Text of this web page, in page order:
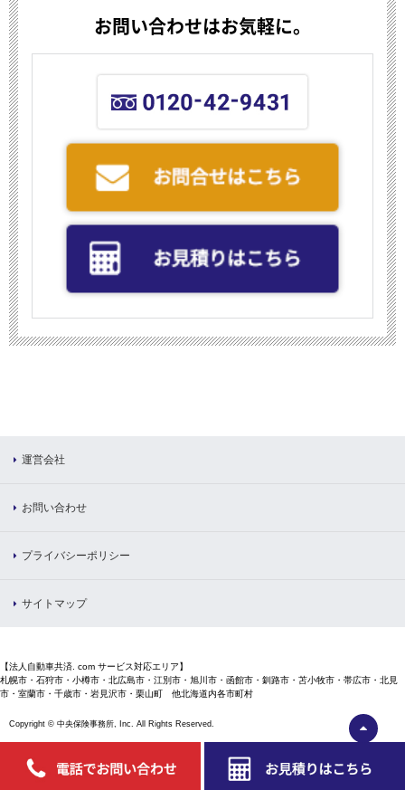
お問い合わせはお気軽に。
運営会社
お問い合わせ
プライバシーポリシー
サイトマップ
【法人自動車共済. com サービス対応エリア】
札幌市・石狩市・小樽市・北広島市・江別市・旭川市・函館市・釧路市・苫小牧市・帯広市・北見
市・室蘭市・千歳市・岩見沢市・栗山町 他北海道内各市町村
Copyright © 中央保険事務所, Inc. All Rights Reserved.